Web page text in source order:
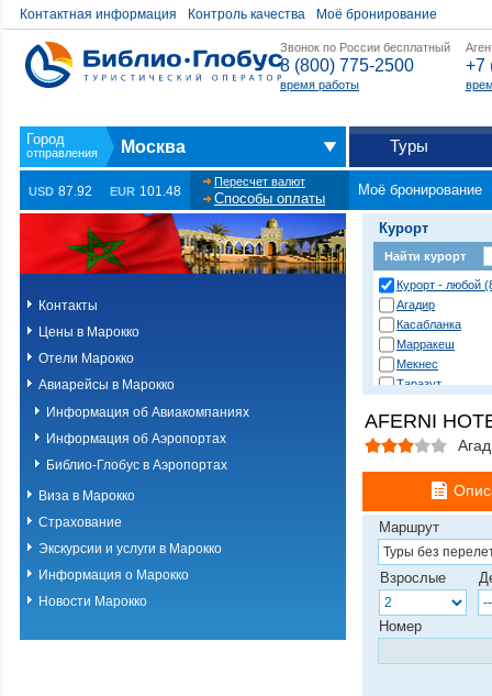
Контактная информация Контроль качества Моё бронирование
Звонок по России бесплатный
8 (800) 775-2500
время работы
+7
Москва Туры
USD 87.92 EUR 101.48
Пересчет валют
Способы оплаты
Моё бронирование
Контакты
Цены в Марокко
Отели Марокко
Авиарейсы в Марокко
Информация об Авиакомпаниях
Информация об Аэропортах
Библио-Глобус в Аэропортах
Виза в Марокко
Страхование
Экскурсии и услуги в Марокко
Информация о Марокко
Новости Марокко
Курорт
Найти курорт
Курорт - любой
Агадир
Касабланка
Марракеш
Мекнес
Таразут
Экскурсионные
(прилёт в
Экскурсионные
(прилёт в
AFERNI
Маршрут
Взрослые
Номер